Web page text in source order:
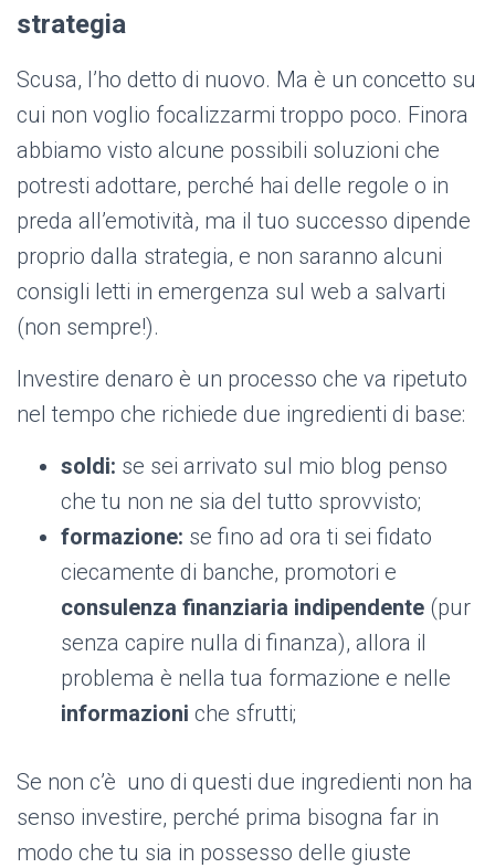
strategia
Scusa, l’ho detto di nuovo. Ma è un concetto su
cui non voglio focalizzarmi troppo poco. Finora
abbiamo visto alcune possibili soluzioni che
potresti adottare, perché hai delle regole o in
preda all’emotività, ma il tuo successo dipende
proprio dalla strategia, e non saranno alcuni
consigli letti in emergenza sul web a salvarti
(non sempre!).
Investire denaro è un processo che va ripetuto
nel tempo che richiede due ingredienti di base:
soldi: se sei arrivato sul mio blog penso
che tu non ne sia del tutto sprovvisto;
formazione: se fino ad ora ti sei fidato
ciecamente di banche, promotori e
consulenza finanziaria indipendente (pur
senza capire nulla di finanza), allora il
problema è nella tua formazione e nelle
informazioni che sfrutti;
Se non c’è uno di questi due ingredienti non ha
senso investire, perché prima bisogna far in
modo che tu sia in possesso delle giuste